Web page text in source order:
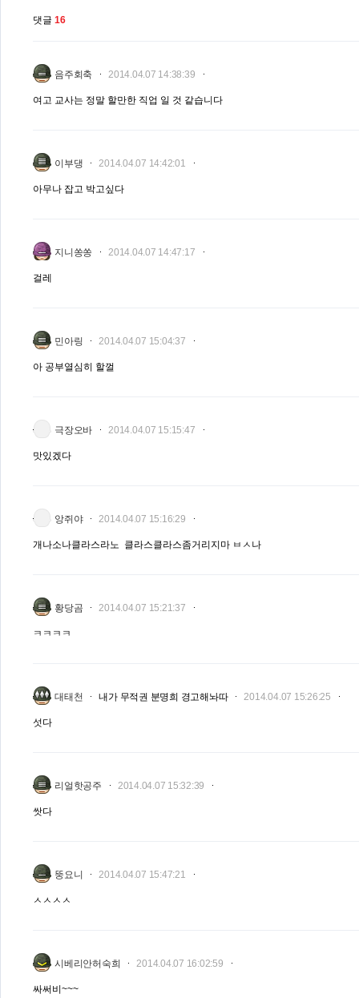
댓글 16
음주회축 2014.04.07 14:38:39
여고 교사는 정말 할만한 직업 일 것 같습니다
이부댕 2014.04.07 14:42:01
아무나 잡고 박고싶다
지니쏭쏭 2014.04.07 14:47:17
걸레
민아링 2014.04.07 15:04:37
아 공부열심히 할껄
극장오바 2014.04.07 15:15:47
맛있겠다
앙쥐야 2014.04.07 15:16:29
개나소나클라스라노 클라스클라스좀거리지마 ㅂㅅ나
황당곰 2014.04.07 15:21:37
ㅋㅋㅋㅋ
대태천 내가 무적권 분명희 경고해놔따 2014.04.07 15:26:25
섯다
리얼핫공주 2014.04.07 15:32:39
쌋다
뚱요니 2014.04.07 15:47:21
ㅅㅅㅅㅅ
시베리안허숙희 2014.04.07 16:02:59
싸써비~~~